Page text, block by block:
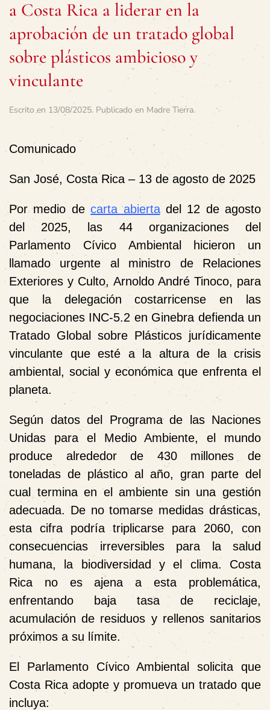
a Costa Rica a liderar en la
aprobación de un tratado global
sobre plásticos ambicioso y
vinculante
Escrito en 13/08/2025. Publicado en Madre Tierra.
Comunicado
San José, Costa Rica – 13 de agosto de 2025
Por medio decarta abiertadel 12 de agosto
del 2025, las 44 organizaciones del
Parlamento Cívico Ambiental hicieron un
llamado urgente al ministro de Relaciones
Exteriores y Culto, Arnoldo André Tinoco, para
que la delegación costarricense en las
negociaciones INC-5.2 en Ginebra defienda un
Tratado Global sobre Plásticos jurídicamente
vinculanteque esté a la altura de la crisis
ambiental, social y económica que enfrenta el
planeta.
Según datos del Programa de las Naciones
Unidas para el Medio Ambiente, el mundo
produce alrededor de 430 millones de
toneladas de plástico al año, gran parte del
cual termina en el ambiente sin una gestión
adecuada. De no tomarse medidas drásticas,
esta cifra podríatriplicarse para 2060, con
consecuencias irreversibles para la salud
humana, la biodiversidad y el clima. Costa
Rica no es ajena a esta problemática,
enfrentando baja tasa de reciclaje,
acumulación de residuos y rellenos sanitarios
próximos a su límite.
El Parlamento Cívico Ambiental solicita que
Costa Rica adopte y promueva un tratado que
incluya: